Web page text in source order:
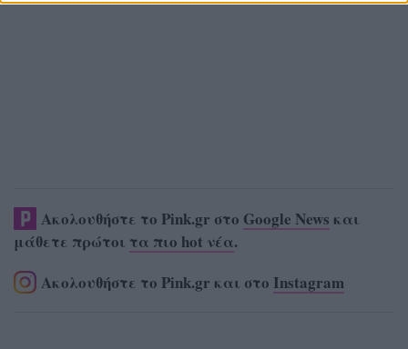
Ακολουθήστε το Pink.gr στο Google News και
μάθετε πρώτοι τα πιο hot νέα.
Ακολουθήστε το Pink.gr και στο Instagram